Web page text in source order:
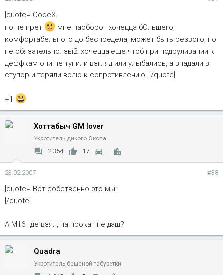
[quote="CodeX.
но не прет
мне наоборот хочецца бОльшего,
комфортабельного до беспредела, может быть резвого, но
не обязательно. зы2: хочецца еще чтоб при подруливании к
деффкам они не тупили взгляд или улыбались, а впадали в
ступор и теряли волю к сопротивлению. [/quote]
+1
Хоттабыч GM lover
Укротитель дикого Экспа
2 354 17
23.02.2007 #38
[quote="Вот собственно это мы:
[/quote]
А М16 где взял, на прокат не даш?
Quadra
Укротитель бешеной табуретки